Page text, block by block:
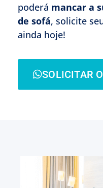
poderá mancar a
de sofá, solicite
ainda hoje!
SOLICITAR